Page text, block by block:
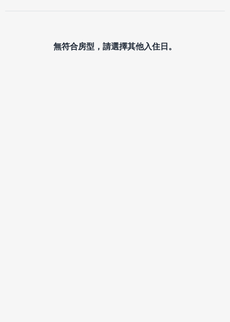
無符合房型，請選擇其他入住日。